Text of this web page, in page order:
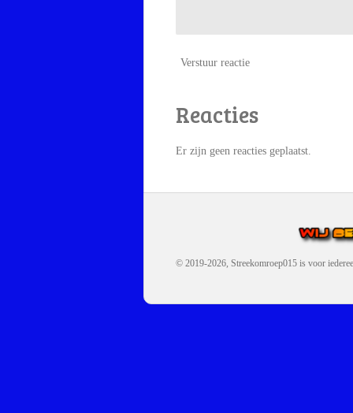
Verstuur reactie
Reacties
Er zijn geen reacties geplaatst.
© 2019-2026, Streekomroep015 is voor